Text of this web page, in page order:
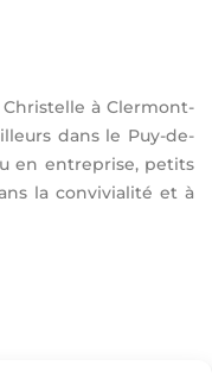
à Clermont-
dans le Puy-de-
en entreprise, petits
la convivialité et à